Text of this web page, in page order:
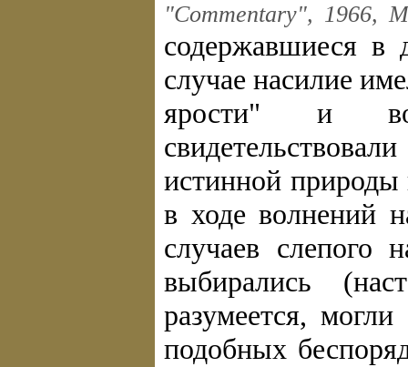
"Commentary", 1966,
содержавшиеся в
случае насилие
ярости" и
истинной природы
в ходе волнений
случаев слепого
выбирались
разумеется,
подобных